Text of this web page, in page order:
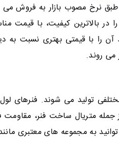
نرخ مصوب بازار به فروش می
در بالاترین کیفیت، با
را با قیمتی بهتری نسبت به
می روند.
تولید می شوند. فنرهای
متریال ساخت فنر،
به مجموعه های معتبری